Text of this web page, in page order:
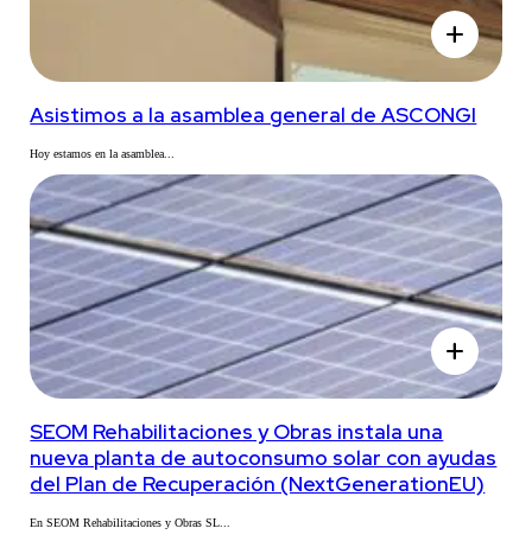
add
Asistimos a la asamblea general de ASCONGI
Hoy estamos en la asamblea...
add
SEOM Rehabilitaciones y Obras instala una
nueva planta de autoconsumo solar con ayudas
del Plan de Recuperación (NextGenerationEU)
En SEOM Rehabilitaciones y Obras SL...